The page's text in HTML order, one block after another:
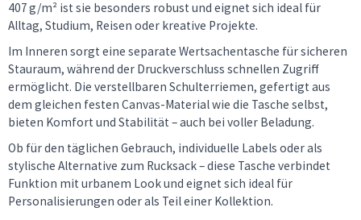
407 g/m² ist sie besonders robust und eignet sich ideal für
Alltag, Studium, Reisen oder kreative Projekte.
Im Inneren sorgt eine separate Wertsachentasche für sicheren
Stauraum, während der Druckverschluss schnellen Zugriff
ermöglicht. Die verstellbaren Schulterriemen, gefertigt aus
dem gleichen festen Canvas-Material wie die Tasche selbst,
bieten Komfort und Stabilität – auch bei voller Beladung.
Ob für den täglichen Gebrauch, individuelle Labels oder als
stylische Alternative zum Rucksack – diese Tasche verbindet
Funktion mit urbanem Look und eignet sich ideal für
Personalisierungen oder als Teil einer Kollektion.